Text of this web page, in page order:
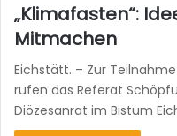
„Klimafasten“:
Mitmachen
Eichstätt. – Zur
rufen das Referat
Diözesanrat im Bistum